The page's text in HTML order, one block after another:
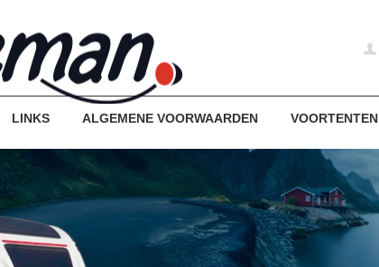
LINKS ALGEMENE VOORWAARDEN VOORTENTEN